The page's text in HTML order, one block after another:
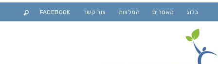
בלוג מאמרים המלצות צור קשר FACEBOOK